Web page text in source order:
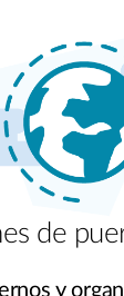
de
y